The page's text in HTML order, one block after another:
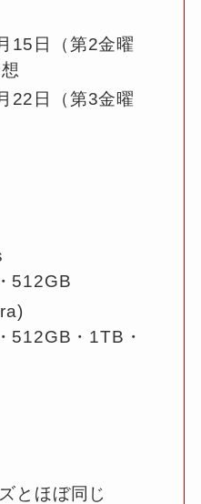
15日（第2金曜
22日（第3金曜
512GB
512GB・1TB・
とほぼ同じ